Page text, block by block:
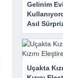
Gelinim
Asıl
Uçakta